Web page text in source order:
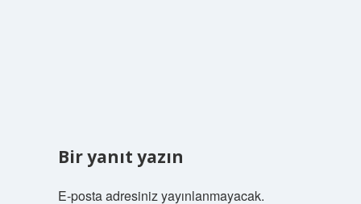
Bir yanıt yazın
E-posta adresiniz yayınlanmayacak.